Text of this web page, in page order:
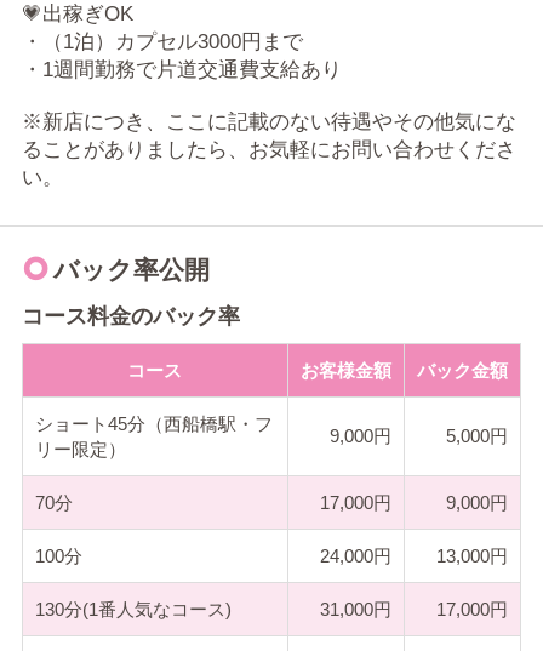
💗出稼ぎOK
・（1泊）カプセル3000円まで
・1週間勤務で片道交通費支給あり
※新店につき、ここに記載のない待遇やその他気にな
ることがありましたら、お気軽にお問い合わせくださ
い。
バック率公開
コース料金のバック率
コース お客様金額 バック金額
ショート45分（西船橋駅・フ
リー限定）
9,000 5,000
70分 17,000 9,000
100分 24,000 13,000
130分(1番人気なコース) 31,000 17,000